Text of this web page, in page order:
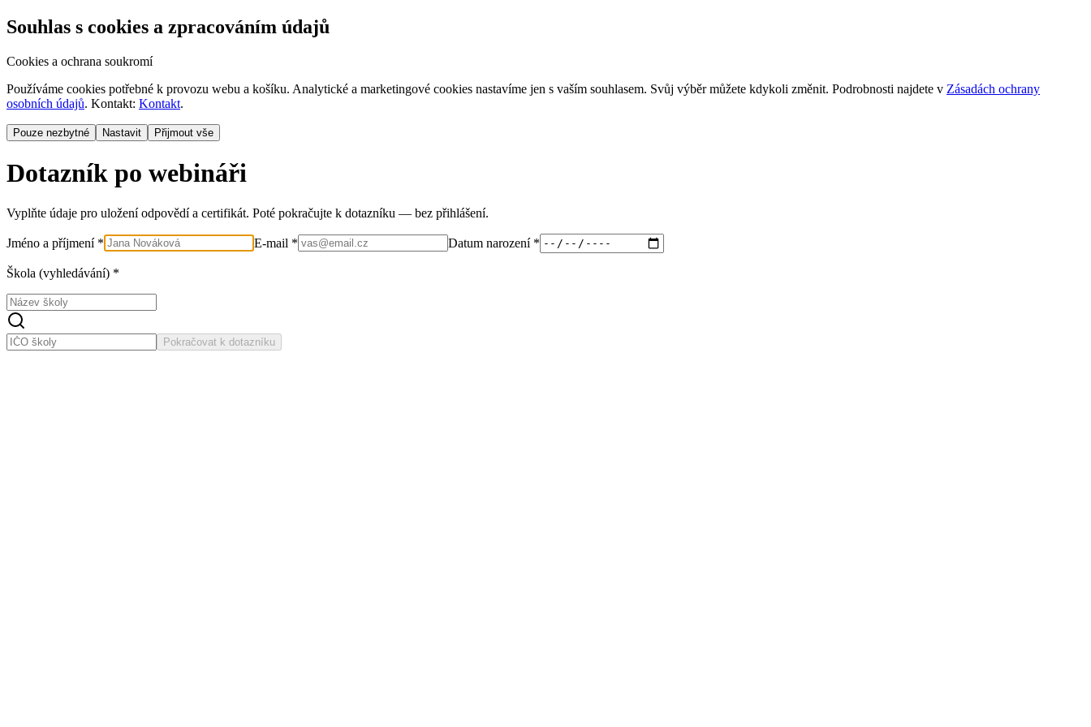
Souhlas s cookies a zpracováním údajů
Cookies a ochrana soukromí
Používáme cookies potřebné k provozu webu a košíku. Analytické a marketingové cookies nastavíme jen s vaším souhlasem. Svůj výběr můžete kdykoli změnit. Podrobnosti najdete v Zásadách ochrany
osobních údajů. Kontakt: Kontakt.
Pouze nezbytné Nastavit Přijmout vše
Dotazník po webináři
Vyplňte údaje pro uložení odpovědí a certifikát. Poté pokračujte k dotazníku — bez přihlášení.
Jméno a příjmení * E-mail * Datum narození *
Škola (vyhledávání) *
Pokračovat k dotazníku